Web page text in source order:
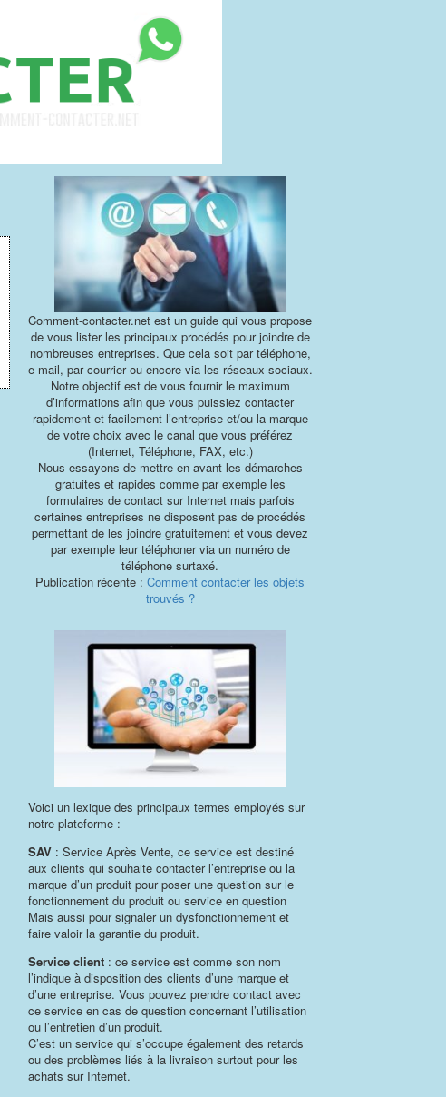
Comment-contacter.net est un guide qui vous propose
de vous lister les principaux procédés pour joindre de
nombreuses entreprises. Que cela soit par téléphone,
e-mail, par courrier ou encore via les réseaux sociaux.
Notre objectif est de vous fournir le maximum
d’informations afin que vous puissiez contacter
rapidement et facilement l’entreprise et/ou la marque
de votre choix avec le canal que vous préférez
(Internet, Téléphone, FAX, etc.)
Nous essayons de mettre en avant les démarches
gratuites et rapides comme par exemple les
formulaires de contact sur Internet mais parfois
certaines entreprises ne disposent pas de procédés
permettant de les joindre gratuitement et vous devez
par exemple leur téléphoner via un numéro de
téléphone surtaxé.
Publication récente :Comment contacter les objets
trouvés ?
Voici un lexique des principaux termes employés sur
notre plateforme :
SAV: Service Après Vente, ce service est destiné
aux clients qui souhaite contacter l’entreprise ou la
marque d’un produit pour poser une question sur le
fonctionnement du produit ou service en question
Mais aussi pour signaler un dysfonctionnement et
faire valoir la garantie du produit.
Service client: ce service est comme son nom
l’indique à disposition des clients d’une marque et
d’une entreprise. Vous pouvez prendre contact avec
ce service en cas de question concernant l’utilisation
ou l’entretien d’un produit.
C’est un service qui s’occupe également des retards
ou des problèmes liés à la livraison surtout pour les
achats sur Internet.